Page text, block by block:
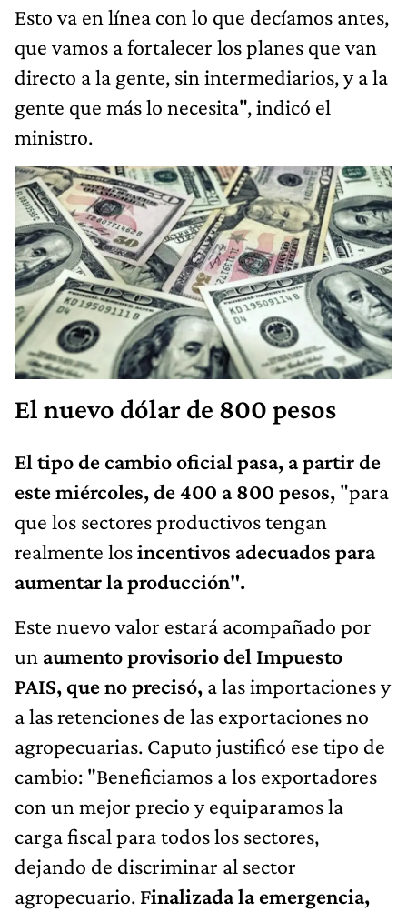
Esto va en línea con lo que decíamos antes,
que vamos a fortalecer los planes que van
directo a la gente, sin intermediarios, y a la
gente que más lo necesita", indicó el
ministro.
El nuevo dólar de 800 pesos
El tipo de cambio oficial pasa, a partir de
este miércoles, de 400 a 800 pesos, "para
que los sectores productivos tengan
realmente losincentivos adecuados para
aumentar la producción".
Este nuevo valor estará acompañado por
un aumento provisorio del Impuesto
PAIS, que no precisó, a las importaciones y
a las retenciones de las exportaciones no
agropecuarias. Caputo justificó ese tipo de
cambio: "Beneficiamos a los exportadores
con un mejor precio y equiparamos la
carga fiscal para todos los sectores,
dejando de discriminar al sector
agropecuario. Finalizada la emergencia,